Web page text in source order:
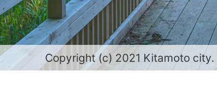
Copyright (c) 2021 Kitamoto city.